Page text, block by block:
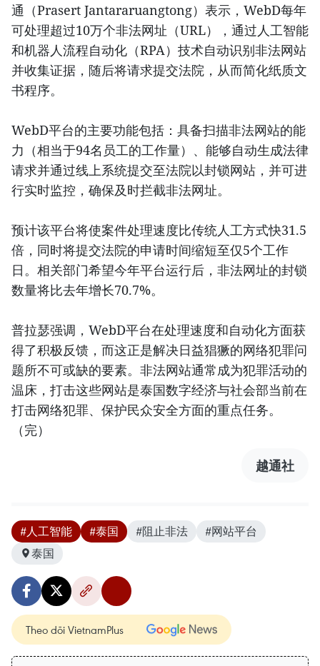
通（Prasert Jantararuangtong）表示，WebD每年
可处理超过10万个非法网址（URL），通过人工智能
和机器人流程自动化（RPA）技术自动识别非法网站
并收集证据，随后将请求提交法院，从而简化纸质文
书程序。
WebD平台的主要功能包括：具备扫描非法网站的能
力（相当于94名员工的工作量）、能够自动生成法律
请求并通过线上系统提交至法院以封锁网站，并可进
行实时监控，确保及时拦截非法网址。
预计该平台将使案件处理速度比传统人工方式快31.5
倍，同时将提交法院的申请时间缩短至仅5个工作
日。相关部门希望今年平台运行后，非法网址的封锁
数量将比去年增长70.7%。
普拉瑟强调，WebD平台在处理速度和自动化方面获
得了积极反馈，而这正是解决日益猖獗的网络犯罪问
题所不可或缺的要素。非法网站通常成为犯罪活动的
温床，打击这些网站是泰国数字经济与社会部当前在
打击网络犯罪、保护民众安全方面的重点任务。
（完）
越通社
#人工智能 #泰国 #阻止非法
#网站平台
泰国
Theo dõi VietnamPlus